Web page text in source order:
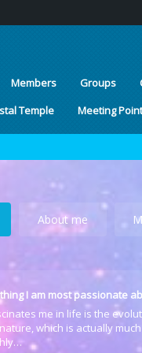
Members Groups
Temple Meeting Point
About me
I am most passionate
me in life is the
which is actually